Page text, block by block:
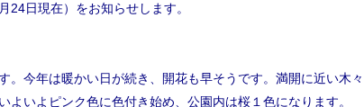
日現在）をお知らせします。
今年は暖かい日が続き、開花も早そうです。満開に近い木々
いよピンク色に色付き始め、公園内は桜１色になります。